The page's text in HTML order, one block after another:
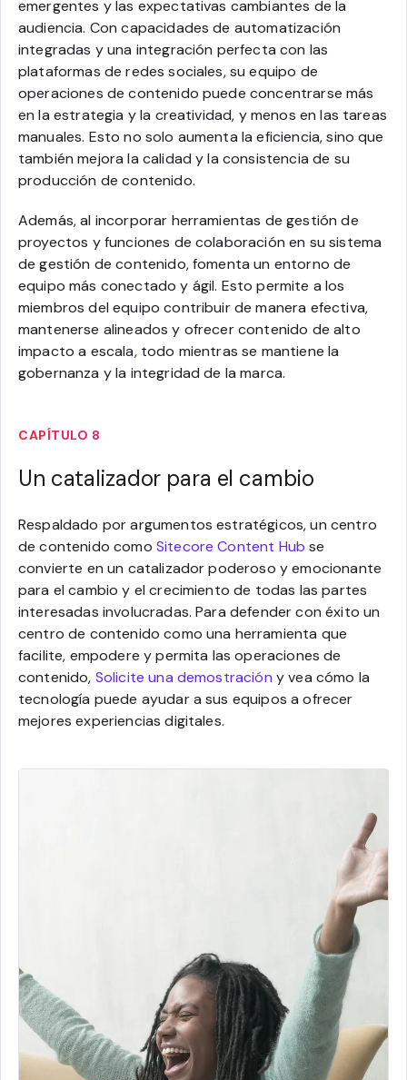
emergentes y las expectativas cambiantes de la
audiencia. Con capacidades de automatización
integradas y una integración perfecta con las
plataformas de redes sociales, su equipo de
operaciones de contenido puede concentrarse más
en la estrategia y la creatividad, y menos en las tareas
manuales. Esto no solo aumenta la eficiencia, sino que
también mejora la calidad y la consistencia de su
producción de contenido.
Además, al incorporar herramientas de gestión de
proyectos y funciones de colaboración en su sistema
de gestión de contenido, fomenta un entorno de
equipo más conectado y ágil. Esto permite a los
miembros del equipo contribuir de manera efectiva,
mantenerse alineados y ofrecer contenido de alto
impacto a escala, todo mientras se mantiene la
gobernanza y la integridad de la marca.
CAPÍTULO 8
Un catalizador para el cambio
Respaldado por argumentos estratégicos, un centro
de contenido como Sitecore Content Hub se
convierte en un catalizador poderoso y emocionante
para el cambio y el crecimiento de todas las partes
interesadas involucradas. Para defender con éxito un
centro de contenido como una herramienta que
facilite, empodere y permita las operaciones de
contenido, Solicite una demostración y vea cómo la
tecnología puede ayudar a sus equipos a ofrecer
mejores experiencias digitales.